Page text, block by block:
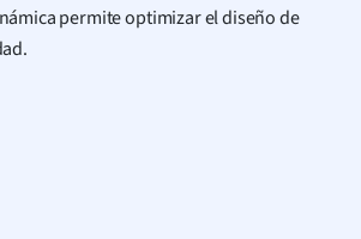
permite optimizar el diseño de